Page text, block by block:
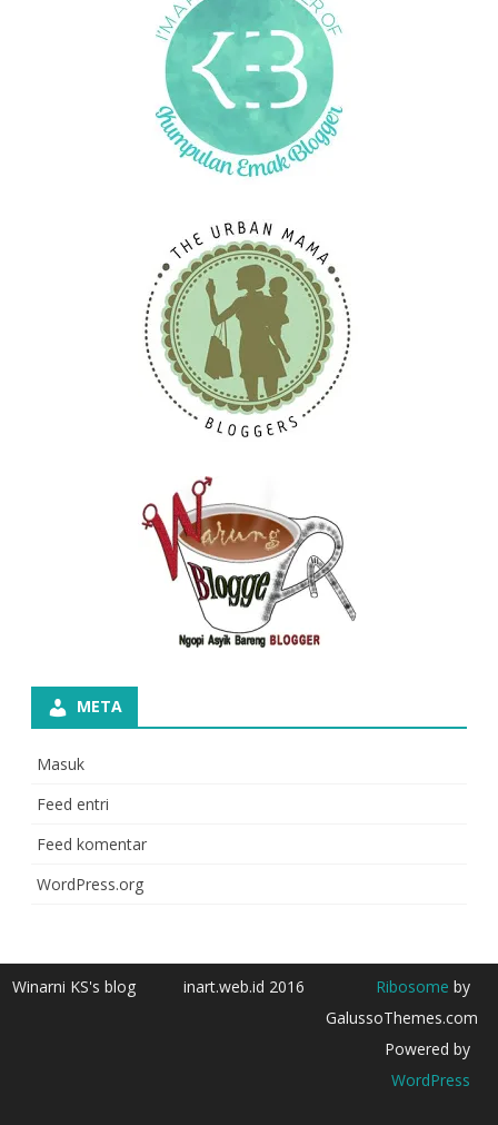
META
Masuk
Feed entri
Feed komentar
WordPress.org
Winarni KS's blog inart.web.id 2016 Ribosome by
GalussoThemes.com
Powered by
WordPress